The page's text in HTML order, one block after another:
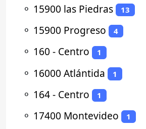
⚬ 15900 las Piedras 13
⚬ 15900 Progreso 4
⚬ 160 - Centro 1
⚬ 16000 Atlántida 1
⚬ 164 - Centro 1
⚬ 17400 Montevideo 1